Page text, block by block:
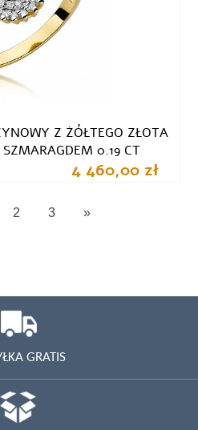
Z ŻÓŁTEGO ZŁOTA
0.19 CT
4 460,00 zł
2 3 »
GRATIS